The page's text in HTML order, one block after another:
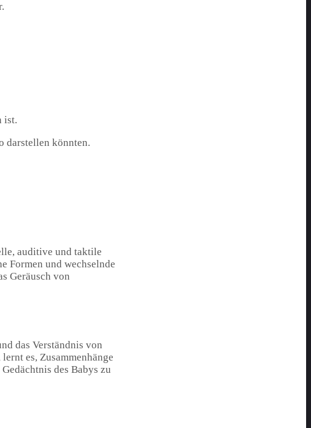
ist.
darstellen könnten.
auditive und taktile
Formen und wechselnde
Geräusch von
das Verständnis von
es, Zusammenhänge
des Babys zu